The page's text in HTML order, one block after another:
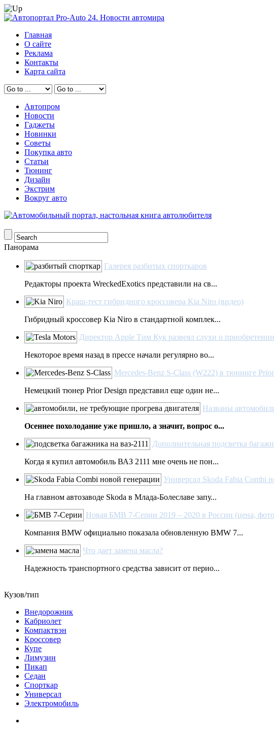
Главная
О сайте
Реклама
Контакты
Карта сайта
Автопром
Новости
Гаджеты
Новинки
Советы
Покупка авто
Статьи
Тюнинг
Дизайн
Экстрим
Вокруг авто
Панорама
Галерея разбитых спорткаров
Редакторы проекта WreckedExotics представили на св...
Краш-тест гибридного кроссовера Kia Niro (видео)
Гибридный кроссовер Kia Niro в стандартной комплек...
Директор Apple Тим Кук развеял слухи о
Некоторое время назад в прессе начали регулярно во...
Mercedes-Benz S-Class (W222) в тюнинге
Немецкий тюнер Prior Design представил еще один не...
Названы
Осеннее похолодание уже пришло, а значит, вопрос о...
Дополнительная подсветка
Когда я купил автомобиль ВАЗ 2111 мне очень не пон...
Универсал Skoda Fabia Combi
На главном автозаводе Skoda в Млада-Болеславе запу...
Новая БМВ 7-Серии 2019 – 2020 в России (цена,
Компания BMW официально показала обновленную BMW 7...
Что дает замена масла?
Надежность транспортного средства зависит от перио...
Кузов/тип
Внедорожник
Кабриолет
Компактвэн
Кроссовер
Купе
Лимузин
Пикап
Седан
Спорткар
Универсал
Электромобиль